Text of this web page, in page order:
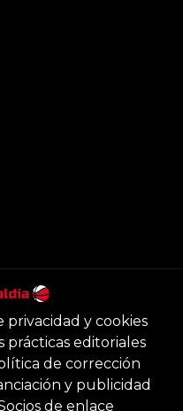
privacidad y cookies
prácticas editoriales
de corrección
y publicidad
de enlace